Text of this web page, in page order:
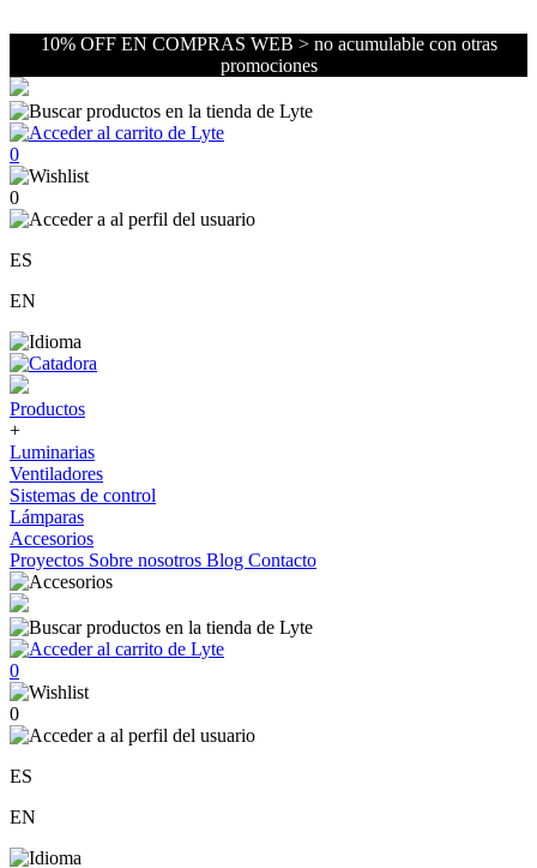
10% OFF EN COMPRAS WEB > no acumulable con otras
promociones
0
0
ES
EN
Productos
+
Luminarias
Ventiladores
Sistemas de control
Lámparas
Accesorios
Proyectos Sobre nosotros Blog Contacto
0
0
ES
EN